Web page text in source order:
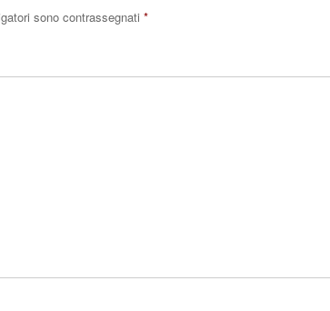
sono contrassegnati *